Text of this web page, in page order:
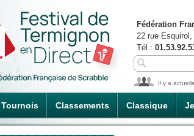
Tournois Classements Classique
Fédération
22 rue
Tél :
Il y a